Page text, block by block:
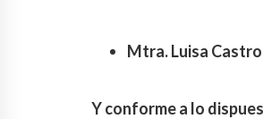
Mtra. Luisa
Y conforme a lo